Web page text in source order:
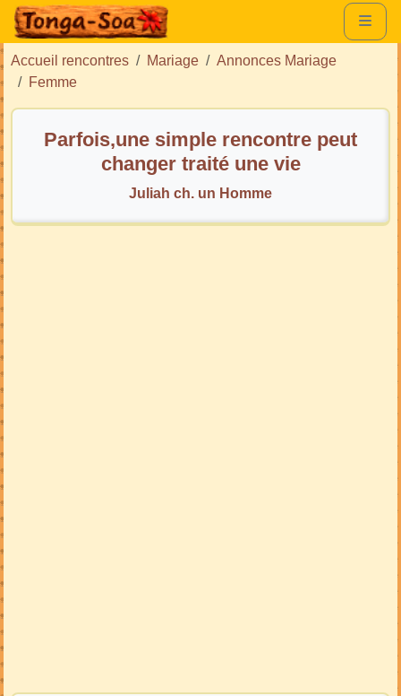
Accueil rencontres Mariage
Annonces Mariage
Femme
Parfois,une simple rencontre peut
changer traité une vie
Juliah ch. un Homme